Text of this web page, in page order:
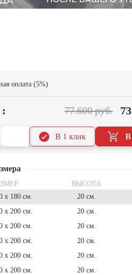
оплата (5%)
77.600 руб.
В
В 1 клик
ВЫСОТА
x 180 см.
20 см.
x 200 см.
20 см.
x 200 см.
20 см.
x 200 см.
20 см.
x 200 см.
20 см.
x 200 см.
20 см.